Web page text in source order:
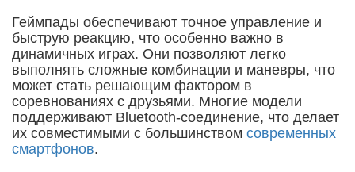
Геймпады обеспечивают точное управление и
быструю реакцию, что особенно важно в
динамичных играх. Они позволяют легко
выполнять сложные комбинации и маневры, что
может стать решающим фактором в
соревнованиях с друзьями. Многие модели
поддерживают Bluetooth-соединение, что делает
их совместимыми с большинством современных
смартфонов.